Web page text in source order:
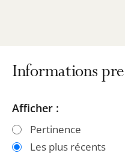
Informations
Passer
les
filtres
Passer
les
filtres
Afficher :
Pertinence
Les plus récents